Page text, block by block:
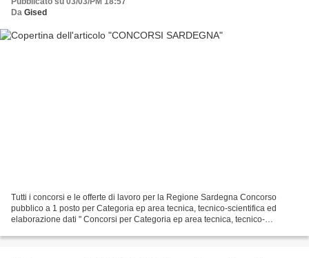
Da Gised
Tutti i concorsi e le offerte di lavoro per la Regione Sardegna Concorso
pubblico a 1 posto per Categoria ep area tecnica, tecnico-scientifica ed
elaborazione dati " Concorsi per Categoria ep area tecnica, tecnico-